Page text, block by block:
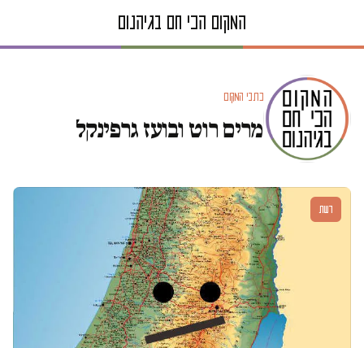
כתבי המקום
מרים רוט ובועז גרפינקל
דעות